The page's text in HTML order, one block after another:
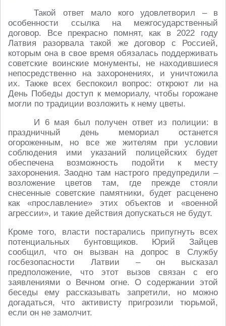
Такой ответ мало кого удовлетворил – в
особенности ссылка на межгосударственный
договор. Все прекрасно помнят, как в 2022 году
Латвия разорвала такой же договор с Россией,
которым она в свое время обязалась поддерживать
советские воинские монументы, не находившиеся
непосредственно на захоронениях, и уничтожила
их. Также всех беспокоил вопрос: откроют ли на
День Победы доступ к мемориалу, чтобы горожане
могли по традиции возложить к нему цветы.
И 6 мая был получен ответ из полиции: в
праздничный день мемориал останется
огороженным, но все же жителям при условии
соблюдения ими указаний полицейских будет
обеспечена возможность подойти к месту
захоронения. Заодно там настрого предупредили –
возложение цветов там, где прежде стояли
снесенные советские памятники, будет расценено
как «прославление» этих объектов и «военной
агрессии», и такие действия допускаться не будут.
Кроме того, власти постарались припугнуть всех
потенциальных бунтовщиков. Юрий Зайцев
сообщил, что он вызван на допрос в Службу
госбезопасности Латвии – он высказал
предположение, что этот вызов связан с его
заявлениями о Вечном огне. О содержании этой
беседы ему рассказывать запретили, но можно
догадаться, что активисту пригрозили тюрьмой,
если он не замолчит.